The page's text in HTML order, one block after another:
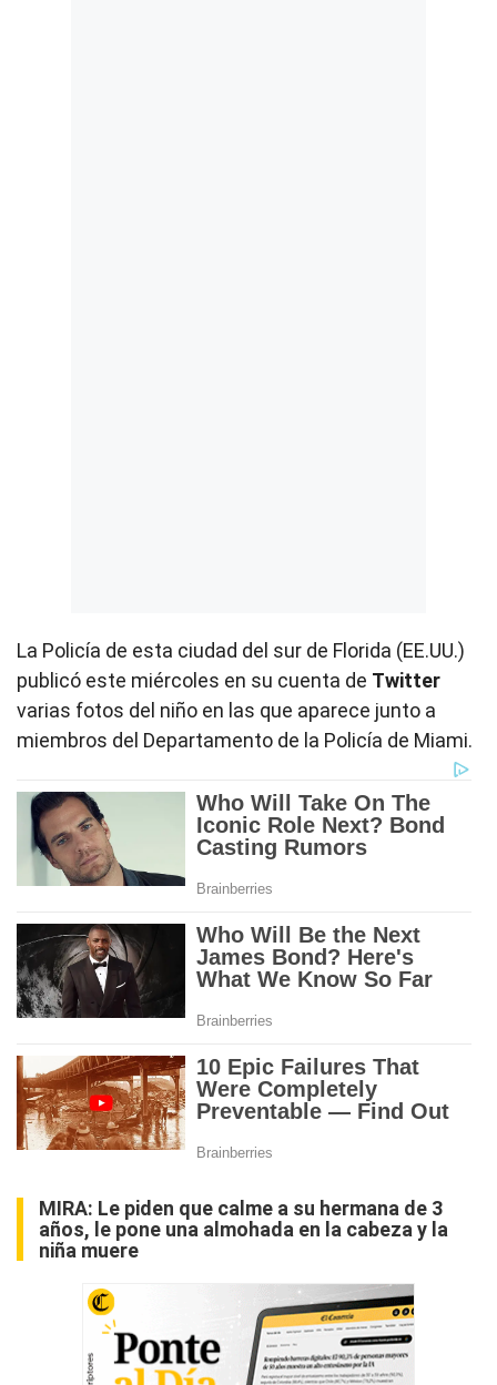
La Policía de esta ciudad del sur de Florida (EE.UU.)
publicó este miércoles en su cuenta de Twitter
varias fotos del niño en las que aparece junto a
miembros del Departamento de la Policía de Miami.
MIRA: Le piden que calme a su hermana de 3
años, le pone una almohada en la cabeza y la
niña muere